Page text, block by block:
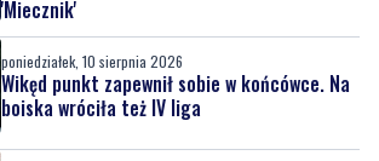
'Miecznik'
poniedziałek, 10 sierpnia 2026
Wikęd punkt zapewnił sobie w końcówce. Na
boiska wróciła też IV liga